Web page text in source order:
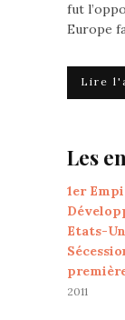
fut
Europe
Lire
Les
1er
Etats-
2011